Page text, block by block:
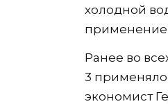
холодной
Ранее во
3
экономист